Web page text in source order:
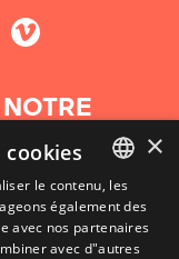
BASQUE
FRENCH
×
cookies
le contenu, les
également des
avec nos partenaires
avec d"autres